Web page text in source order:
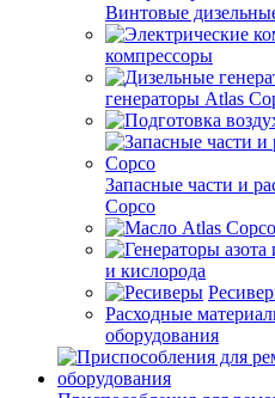
Винтовые
компрессоры
генераторы Atlas
Запасные части и
Copco
и кислорода
Расходные
оборудования